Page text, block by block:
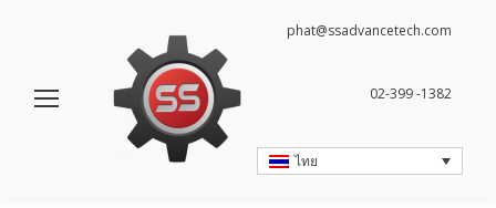
phat@ssadvancetech.com
02-399 -1382
ไทย